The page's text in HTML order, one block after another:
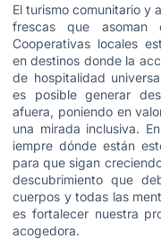
El turismo comunitario y
frescas que
Cooperativas locales
en destinos donde la
de hospitalidad
es posible generar
afuera, poniendo en
una mirada inclusiva.
iempre dónde están
para que sigan
descubrimiento que
cuerpos y todas las
es fortalecer nuestra
acogedora.